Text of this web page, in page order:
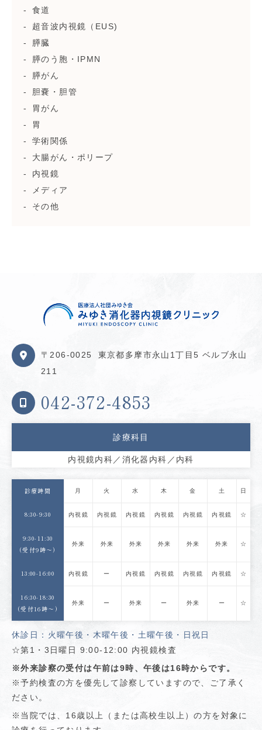
食道
超音波内視鏡（EUS)
膵臓
膵のう胞・IPMN
膵がん
胆嚢・胆管
胃がん
胃
学術関係
大腸がん・ポリープ
内視鏡
メディア
その他
〒206-0025
東京都多摩市永山1丁目5 ベルブ永山
211
042-372-4853
診療科目
内視鏡内科／消化器内科／内科
診療時間 月 火 水 木 金 土 日
8:30-9:30 内視鏡 内視鏡 内視鏡 内視鏡 内視鏡 内視鏡 ☆
9:30-11:30
(受付9時〜)
外来 外来 外来 外来 外来 外来 ☆
13:00-16:00 内視鏡 ー 内視鏡 内視鏡 内視鏡 内視鏡 ☆
16:30-18:30
(受付16時〜)
外来 ー 外来 ー 外来 ー ☆
休診日：火曜午後・木曜午後・土曜午後・日祝日
☆第1・3日曜日 9:00-12:00 内視鏡検査
※外来診察の受付は午前は9時、午後は16時からです。
※予約検査の方を優先して診察していますので、ご了承く
ださい。
※当院では、16歳以上（または高校生以上）の方を対象に